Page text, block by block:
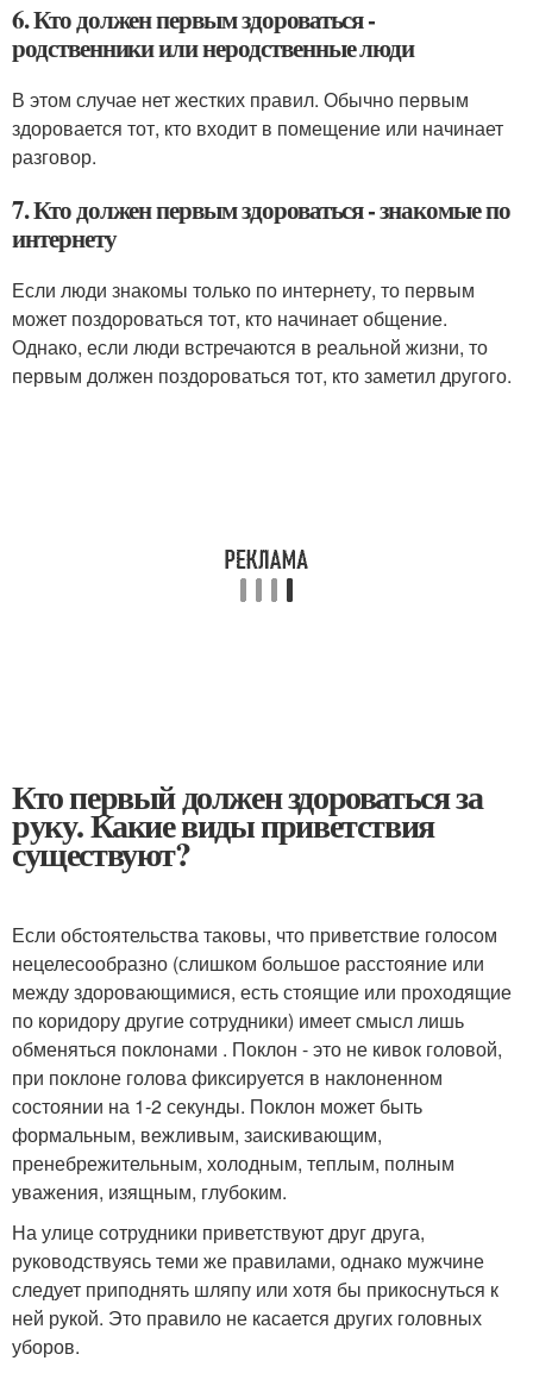
6. Кто должен первым здороваться -
родственники или неродственные люди
В этом случае нет жестких правил. Обычно первым
здоровается тот, кто входит в помещение или начинает
разговор.
7. Кто должен первым здороваться - знакомые по
интернету
Если люди знакомы только по интернету, то первым
может поздороваться тот, кто начинает общение.
Однако, если люди встречаются в реальной жизни, то
первым должен поздороваться тот, кто заметил другого.
Кто первый должен здороваться за
руку. Какие виды приветствия
существуют?
Если обстоятельства таковы, что приветствие голосом
нецелесообразно (слишком большое расстояние или
между здоровающимися, есть стоящие или проходящие
по коридору другие сотрудники) имеет смысл лишь
обменяться поклонами . Поклон - это не кивок головой,
при поклоне голова фиксируется в наклоненном
состоянии на 1-2 секунды. Поклон может быть
формальным, вежливым, заискивающим,
пренебрежительным, холодным, теплым, полным
уважения, изящным, глубоким.
На улице сотрудники приветствуют друг друга,
руководствуясь теми же правилами, однако мужчине
следует приподнять шляпу или хотя бы прикоснуться к
ней рукой. Это правило не касается других головных
уборов.